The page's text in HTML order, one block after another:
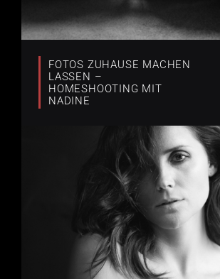
FOTOS ZUHAUSE MACHEN
LASSEN –
HOMESHOOTING MIT
NADINE